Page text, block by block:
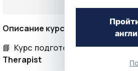
Описание курса
📘 Курс подготовки к экзамену
Therapist